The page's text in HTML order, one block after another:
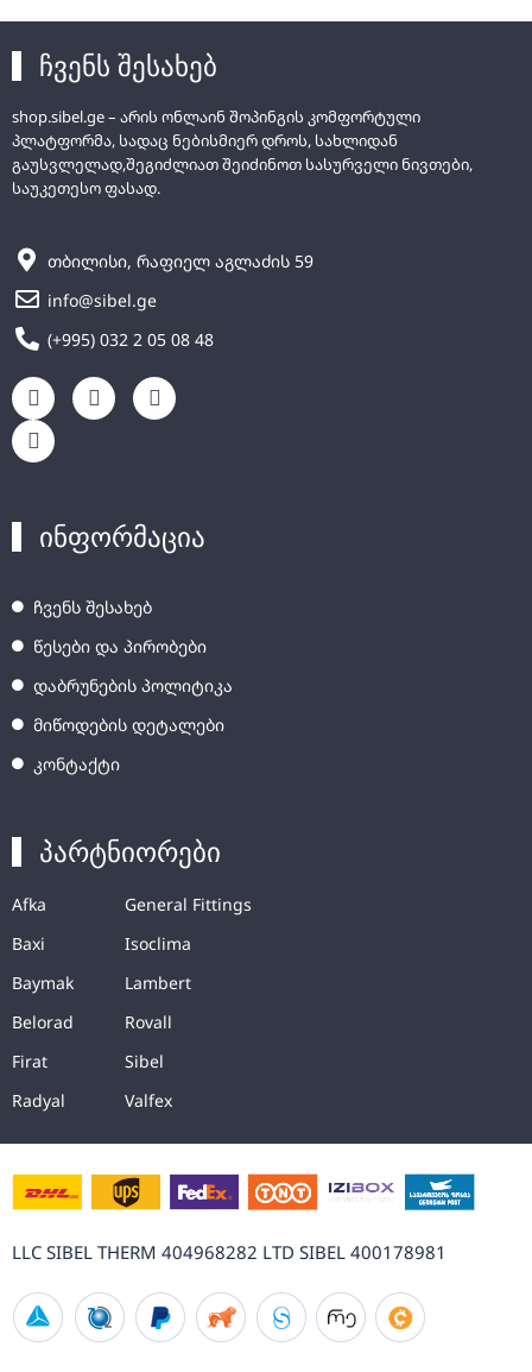
ჩვენს შესახებ
shop.sibel.ge – არის ონლაინ შოპინგის კომფორტული
პლატფორმა, სადაც ნებისმიერ დროს, სახლიდან
გაუსვლელად,შეგიძლიათ შეიძინოთ სასურველი ნივთები,
საუკეთესო ფასად.
თბილისი, რაფიელ აგლაძის 59
info@sibel.ge
(+995) 032 2 05 08 48
ინფორმაცია
ჩვენს შესახებ
წესები და პირობები
დაბრუნების პოლიტიკა
მიწოდების დეტალები
კონტაქტი
პარტნიორები
Afka
Baxi
Baymak
Belorad
Firat
Radyal
General Fittings
Isoclima
Lambert
Rovall
Sibel
Valfex
LLC SIBEL THERM 404968282 LTD SIBEL 400178981